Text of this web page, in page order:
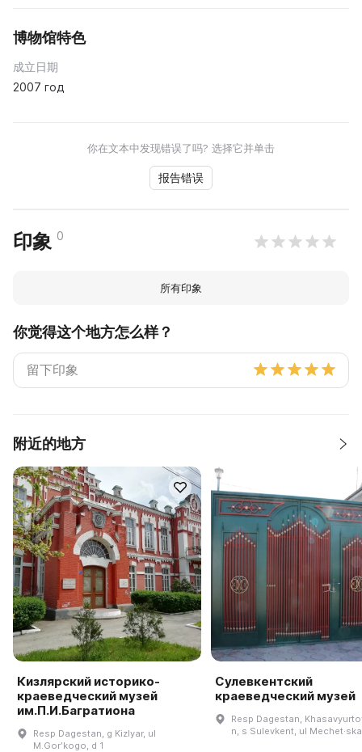
博物馆特色
成立日期
2007 год
你在文本中发现错误了吗? 选择它并单击
报告错误
印象 0
所有印象
你觉得这个地方怎么样？
附近的地方
Кизлярский историко-
краеведческий музей
им.П.И.Багратиона
Resp Dagestan, g Kizlyar, ul
M.Gorʹkogo, d 1
Сулевкентский
краеведческий музей
Resp Dagestan,
n, s Sulevkent, ul